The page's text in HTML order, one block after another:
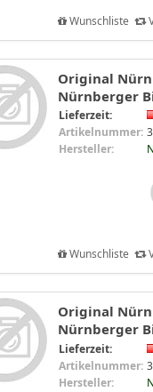
Wunschliste
Original
Nürnberger
Lieferzeit:
Artikelnummer:
Hersteller:
Wunschliste
Original
Nürnberger
Lieferzeit:
Artikelnummer:
Hersteller: